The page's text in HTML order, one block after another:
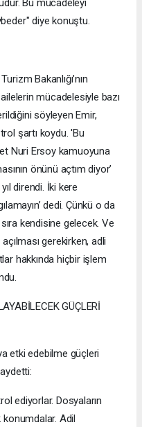
Bu mücadeleyi
diye konuştu.
Bakanlığı’nın
mücadelesiyle bazı
söyleyen Emir,
şartı koydu. 'Bu
Nuri Ersoy kamuoyuna
önünü açtım diyor’
direndi. İki kere
dedi. Çünkü o da
kendisine gelecek. Ve
gerekirken, adli
hakkında hiçbir işlem
GÜÇLERİ
etki edebilme güçleri
ediyorlar. Dosyaların
konumdalar. Adil